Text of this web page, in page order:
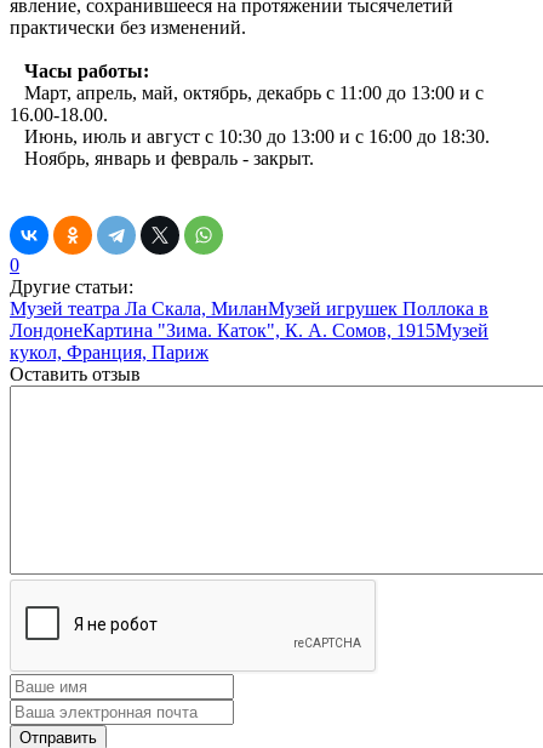
явление, сохранившееся на протяжении тысячелетий
практически без изменений.
Часы работы:
Март, апрель, май, октябрь, декабрь с 11:00 до 13:00 и с
16.00-18.00.
Июнь, июль и август с 10:30 до 13:00 и с 16:00 до 18:30.
Ноябрь, январь и февраль - закрыт.
0
Другие статьи:
Музей театра Ла Скала, МиланМузей игрушек Поллока в
ЛондонеКартина "Зима. Каток", К. А. Сомов, 1915Музей
кукол, Франция, Париж
Оставить отзыв